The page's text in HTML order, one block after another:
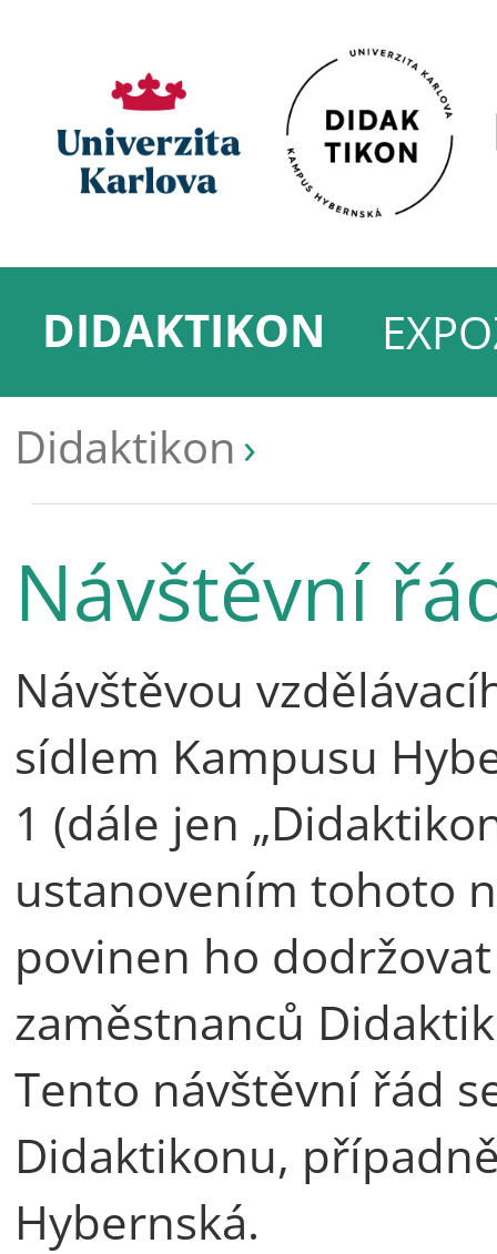
DIDAKTIKON
Didaktikon
Návštěvní
Návštěvou
sídlem Kampusu
1 (dále jen
ustanovením tohoto
povinen ho
zaměstnanců
Tento návštěvní řád
Didaktikonu,
Hybernská.